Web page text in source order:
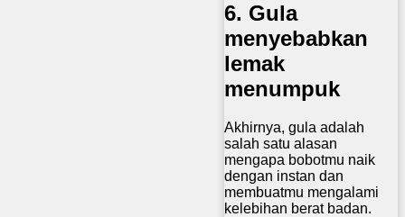
6. Gula
menyebabkan
lemak
menumpuk
Akhirnya, gula adalah
salah satu alasan
mengapa bobotmu naik
dengan instan dan
membuatmu mengalami
kelebihan berat badan.